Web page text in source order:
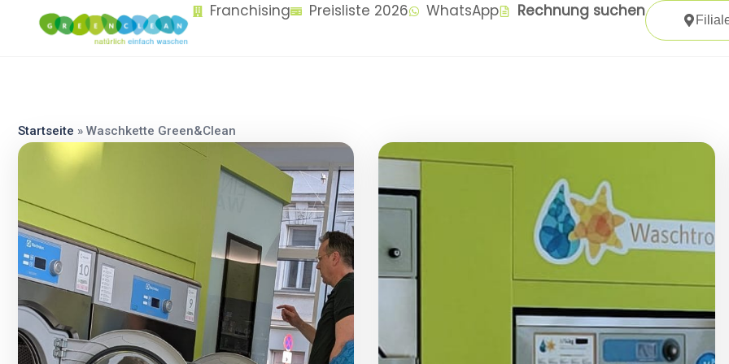
content Franchising Preisliste 2026 WhatsApp Rechnung suchen
Startseite » Waschkette Green&Clean